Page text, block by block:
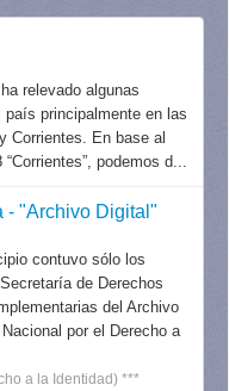
relevado algunas
país principalmente en las
Corrientes. En base al
podemos d...
- "Archivo Digital"
contuvo sólo los
de Derechos
del Archivo
por el Derecho a
a la Identidad) ***